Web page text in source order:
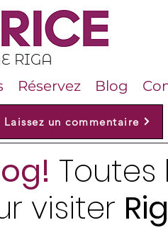
RIGA
Réservez Blog
Laissez un commentaire
Toutes
visiter